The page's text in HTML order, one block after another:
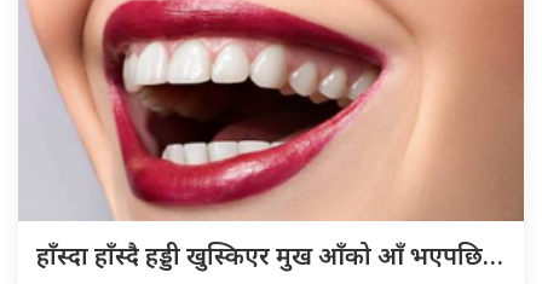
हाँस्दा हाँस्दै हड्डी खुस्किएर मुख आँको आँ भएपछि…